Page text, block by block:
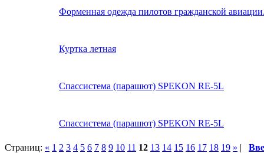
Форменная одежда пилотов гражданской
Куртка летная
Спассистема (парашют) SPEKON RE-5L
Спассистема (парашют) SPEKON RE-5L
Страниц: « 1 2 3 4 5 6 7 8 9 10 11 12 13 14 15 16 17 18 19 » |